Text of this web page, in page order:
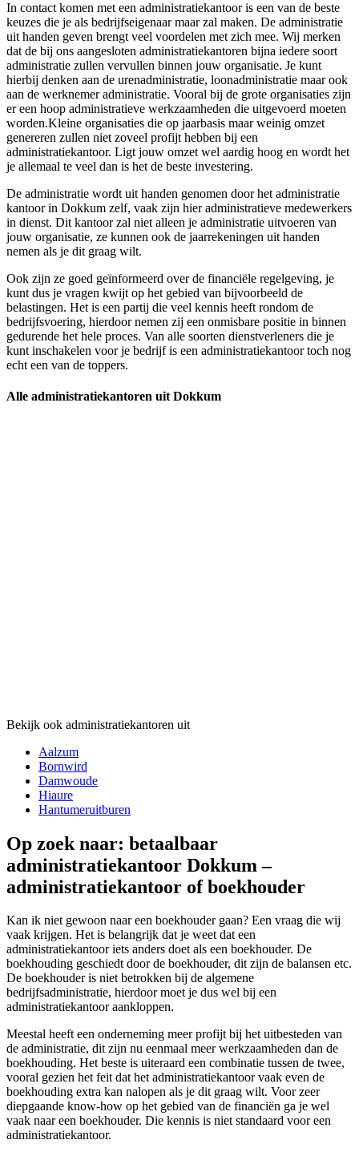
In contact komen met een administratiekantoor is een van de beste
keuzes die je als bedrijfseigenaar maar zal maken. De administratie
uit handen geven brengt veel voordelen met zich mee. Wij merken
dat de bij ons aangesloten administratiekantoren bijna iedere soort
administratie zullen vervullen binnen jouw organisatie. Je kunt
hierbij denken aan de urenadministratie, loonadministratie maar ook
aan de werknemer administratie. Vooral bij de grote organisaties zijn
er een hoop administratieve werkzaamheden die uitgevoerd moeten
worden.Kleine organisaties die op jaarbasis maar weinig omzet
genereren zullen niet zoveel profijt hebben bij een
administratiekantoor. Ligt jouw omzet wel aardig hoog en wordt het
je allemaal te veel dan is het de beste investering.
De administratie wordt uit handen genomen door het administratie
kantoor in Dokkum zelf, vaak zijn hier administratieve medewerkers
in dienst. Dit kantoor zal niet alleen je administratie uitvoeren van
jouw organisatie, ze kunnen ook de jaarrekeningen uit handen
nemen als je dit graag wilt.
Ook zijn ze goed geïnformeerd over de financiële regelgeving, je
kunt dus je vragen kwijt op het gebied van bijvoorbeeld de
belastingen. Het is een partij die veel kennis heeft rondom de
bedrijfsvoering, hierdoor nemen zij een onmisbare positie in binnen
gedurende het hele proces. Van alle soorten dienstverleners die je
kunt inschakelen voor je bedrijf is een administratiekantoor toch nog
echt een van de toppers.
Alle administratiekantoren uit Dokkum
Bekijk ook administratiekantoren uit
Aalzum
Bornwird
Damwoude
Hiaure
Hantumeruitburen
Op zoek naar: betaalbaar
administratiekantoor Dokkum –
administratiekantoor of boekhouder
Kan ik niet gewoon naar een boekhouder gaan? Een vraag die wij
vaak krijgen. Het is belangrijk dat je weet dat een
administratiekantoor iets anders doet als een boekhouder. De
boekhouding geschiedt door de boekhouder, dit zijn de balansen etc.
De boekhouder is niet betrokken bij de algemene
bedrijfsadministratie, hierdoor moet je dus wel bij een
administratiekantoor aankloppen.
Meestal heeft een onderneming meer profijt bij het uitbesteden van
de administratie, dit zijn nu eenmaal meer werkzaamheden dan de
boekhouding. Het beste is uiteraard een combinatie tussen de twee,
vooral gezien het feit dat het administratiekantoor vaak even de
boekhouding extra kan nalopen als je dit graag wilt. Voor zeer
diepgaande know-how op het gebied van de financiën ga je wel
vaak naar een boekhouder. Die kennis is niet standaard voor een
administratiekantoor.